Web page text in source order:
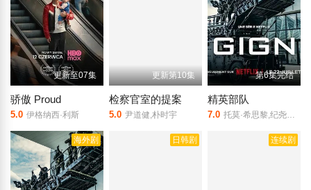
更新至07集
骄傲 Proud
5.0 伊格纳西·利斯
更新第10集
检察官室的提案
5.0 尹道健,朴时宇
第6集完结
精英部队
7.0 托莫·希思黎,纪尧姆·谷伊,菲利普·舒尔,尼可拉斯·旺克奇基,奥黛丽·洛滕,朱迪斯·厄尔·泽恩
海外剧 日韩剧 连续剧